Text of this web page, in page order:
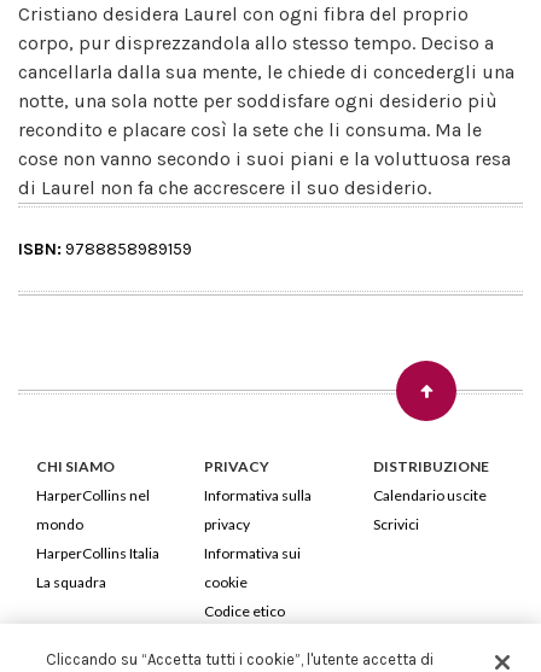
Cristiano desidera Laurel con ogni fibra del proprio
corpo, pur disprezzandola allo stesso tempo. Deciso a
cancellarla dalla sua mente, le chiede di concedergli una
notte, una sola notte per soddisfare ogni desiderio più
recondito e placare così la sete che li consuma. Ma le
cose non vanno secondo i suoi piani e la voluttuosa resa
di Laurel non fa che accrescere il suo desiderio.
ISBN: 9788858989159
CHI SIAMO
HarperCollins nel
mondo
HarperCollins Italia
La squadra
PRIVACY
Informativa sulla
privacy
Informativa sui
cookie
Codice etico
DISTRIBUZIONE
Calendario uscite
Scrivici
Cliccando su “Accetta tutti i cookie”, l'utente accetta di